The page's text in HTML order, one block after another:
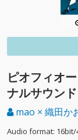
ピオフィオ
ナルサウン
mao × 織田か
Audio format: 16bit/